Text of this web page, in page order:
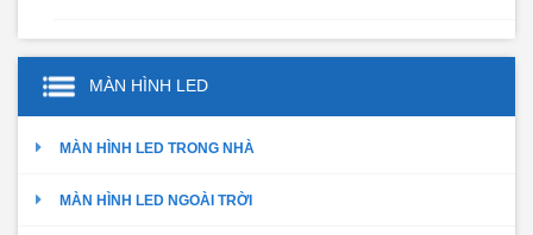
MÀN HÌNH LED
MÀN HÌNH LED TRONG NHÀ
MÀN HÌNH LED NGOÀI TRỜI